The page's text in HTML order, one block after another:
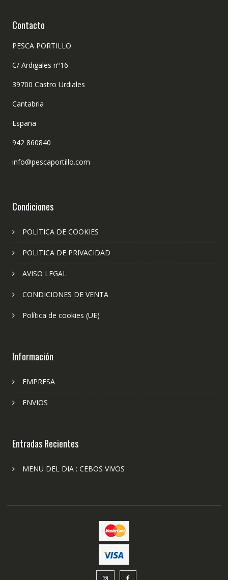
Contacto
PESCA PORTILLO
C/ Ardigales nº16
39700 Castro Urdiales
Cantabria
España
942 860840
info@pescaportillo.com
Condiciones
POLITICA DE COOKIES
POLITICA DE PRIVACIDAD
AVISO LEGAL
CONDICIONES DE VENTA
Política de cookies (UE)
Información
EMPRESA
ENVIOS
Entradas Recientes
MENU DEL DIA : CEBOS VIVOS